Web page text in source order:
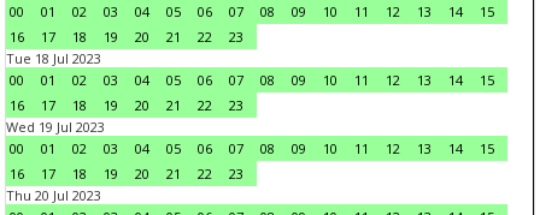
00
01 02 03 04 05 06 07 08 09 10 11 12 13 14
15
16
17 18 19 20 21 22
23
Tue 18 Jul 2023
00
01 02 03 04 05 06 07 08 09 10 11 12 13 14
15
16
17 18 19 20 21 22
23
Wed 19 Jul 2023
00
01 02 03 04 05 06 07 08 09 10 11 12 13 14
15
16
17 18 19 20 21 22
23
Thu 20 Jul 2023